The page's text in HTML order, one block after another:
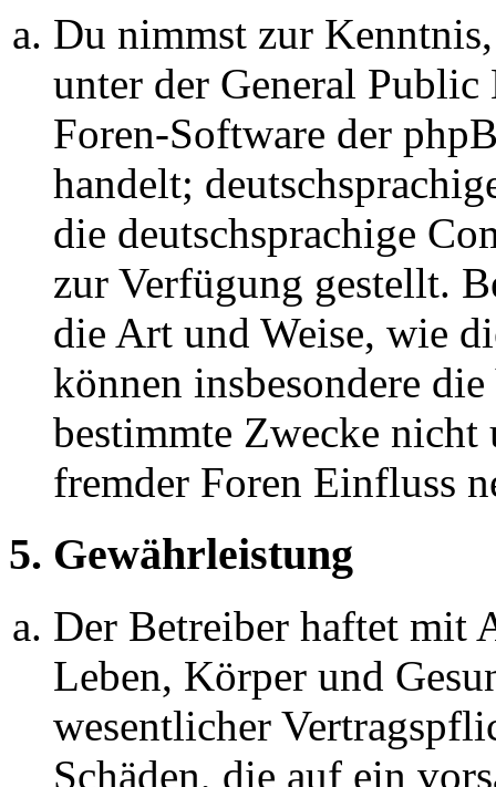
Du nimmst zur
unter der General
Foren-Software der
handelt;
die deutschsprachige
zur Verfügung gestellt.
die Art und Weise, wie
können insbesondere
bestimmte Zwecke nicht
fremder Foren Einfluss
5. Gewährleistung
Der Betreiber haftet mit
Leben, Körper und
wesentlicher
Schäden, die auf ein